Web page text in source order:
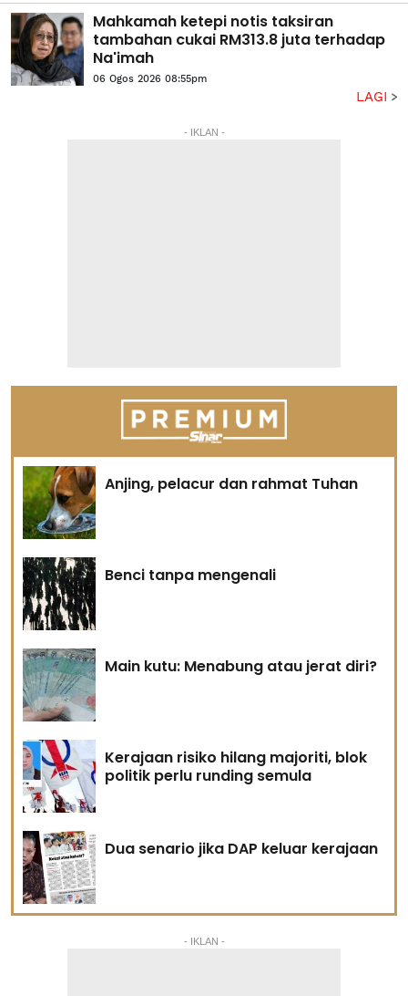
Mahkamah ketepi notis taksiran
tambahan cukai RM313.8 juta terhadap
Na'imah
06 Ogos 2026 08:55pm
LAGI
- IKLAN -
Anjing, pelacur dan rahmat Tuhan
Benci tanpa mengenali
Main kutu: Menabung atau jerat diri?
Kerajaan risiko hilang majoriti, blok
politik perlu runding semula
Dua senario jika DAP keluar kerajaan
- IKLAN -